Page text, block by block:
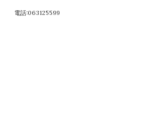
電話:063125599